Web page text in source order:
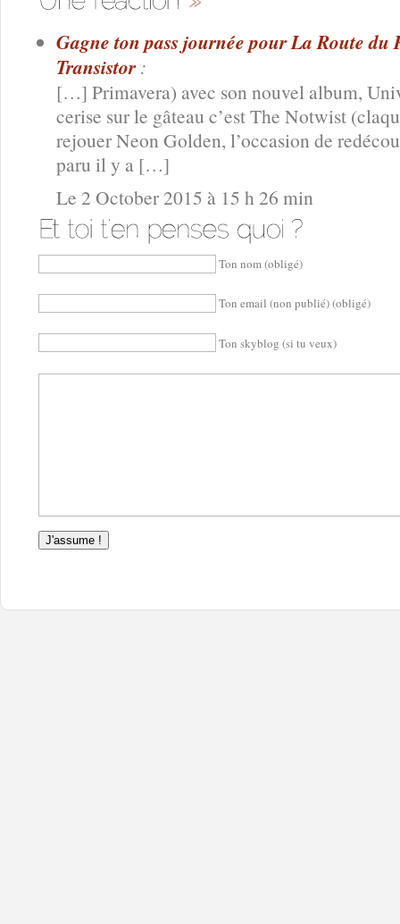
Gagne ton pass journée pour La Route du
Transistor :
[…] Primavera) avec son nouvel album,
cerise sur le gâteau c’est The Notwist
rejouer Neon Golden, l’occasion de
paru il y a […]
Le 2 October 2015 à 15 h 26 min
Ton nom (obligé)
Ton email (non publié) (obligé)
Ton skyblog (si tu veux)